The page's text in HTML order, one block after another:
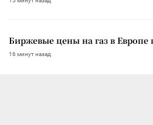
Биржевые цены на газ в Европе
16 минут назад